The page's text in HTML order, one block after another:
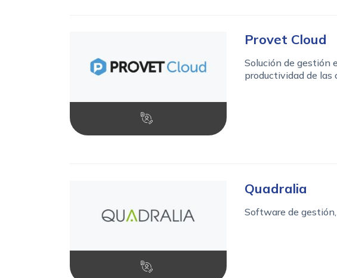
Provet Cloud
Solución de gestión
productividad de las
Quadralia
Software de